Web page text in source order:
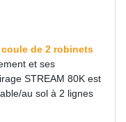
coule de 2 robinets
et ses
STREAM 80K est
au sol à 2 lignes